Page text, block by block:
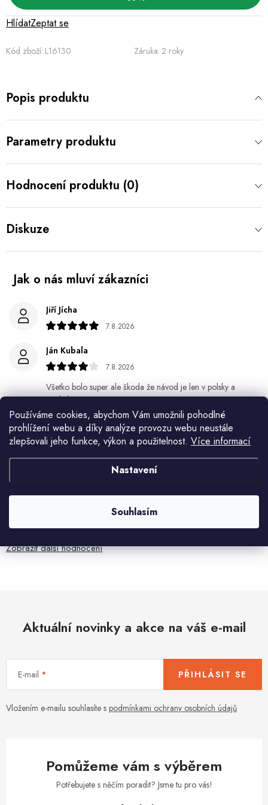
Používáme cookies, abychom Vám umožnili pohodlné
prohlížení webu a díky analýze provozu webu neustále
zlepšovali jeho funkce, výkon a použitelnost. Více informací
Nastavení
Souhlasím
Kód zboží: L16130 Záruka: 2 roky
Zeptat se
Hlídat
Popis produktu
Parametry produktu
Hodnocení produktu (0)
Diskuze
Jiří Jícha
7.8.2026
Ján Kubala
7.8.2026
Všetko bolo super ale škoda že návod je len v polsky a
anglicky .
Gabriela Březinová Vágnerová
5.8.2026
Velmi rychlé odeslání. Spokojenost
5.8.2026
Je sice větší ale vypadá dobře
Zobrazit další hodnocení
Aktuální novinky a akce na váš e-mail
E-mail
Vložením e-mailu souhlasíte s podmínkami ochrany osobních údajů
PŘIHLÁSIT SE
Pomůžeme vám s výběrem
Potřebujete s něčím poradit? Jsme tu pro vás!